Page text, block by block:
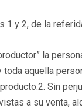
1 y 2, de la
la
toda aquella
Sin
a su venta,